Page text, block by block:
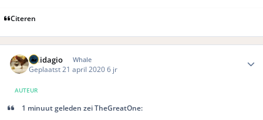
Citeren
Solidagio Whale
Geplaatst 21 april 20206 jr
AUTEUR
1 minuut geleden zei TheGreatOne: